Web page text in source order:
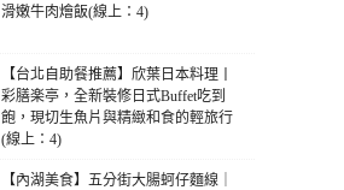
滑嫩牛肉燴飯(線上：4)
【台北自助餐推薦】欣葉日本料理丨
彩膳楽亭，全新裝修日式Buffet吃到
飽，現切生魚片與精緻和食的輕旅行
(線上：4)
【內湖美食】五分街大腸蚵仔麵線｜